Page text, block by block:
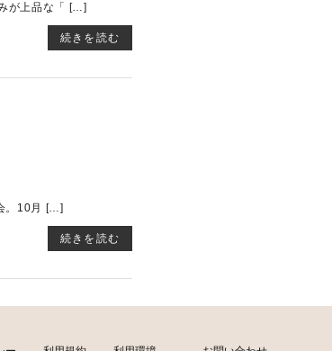
が上品な「 […]
続きを読む
。10月 […]
続きを読む